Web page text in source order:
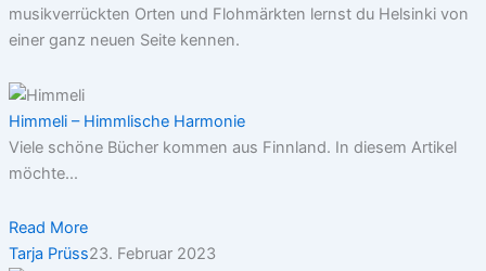
musikverrückten Orten und Flohmärkten lernst du Helsinki von
einer ganz neuen Seite kennen.
Himmeli – Himmlische Harmonie
Viele schöne Bücher kommen aus Finnland. In diesem Artikel
möchte...
Read More
Tarja Prüss23. Februar 2023